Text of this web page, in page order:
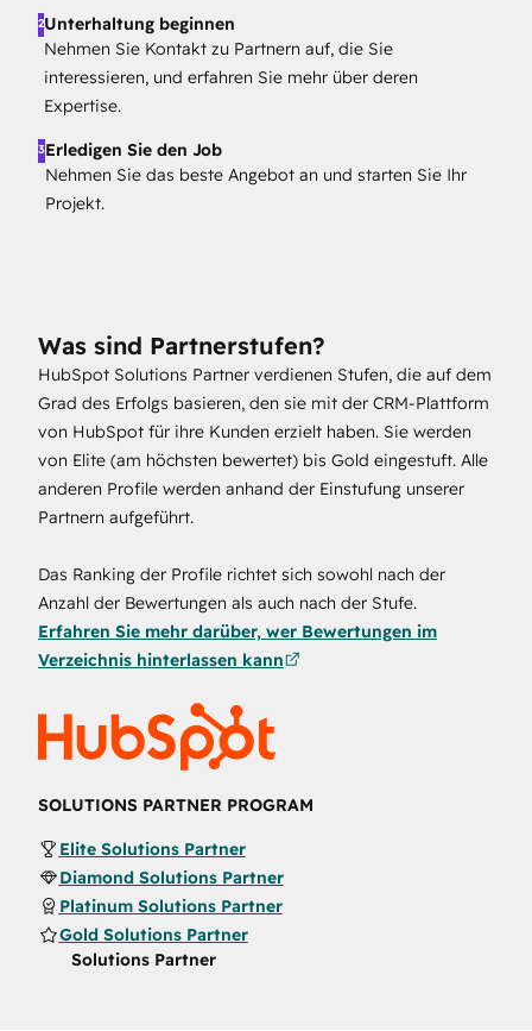
2Unterhaltung beginnen
Nehmen Sie Kontakt zu Partnern auf, die Sie
interessieren, und erfahren Sie mehr über deren
Expertise.
3Erledigen Sie den Job
Nehmen Sie das beste Angebot an und starten Sie Ihr
Projekt.
Was sind Partnerstufen?
HubSpot Solutions Partner verdienen Stufen, die auf dem
Grad des Erfolgs basieren, den sie mit der CRM-Plattform
von HubSpot für ihre Kunden erzielt haben. Sie werden
von Elite (am höchsten bewertet) bis Gold eingestuft. Alle
anderen Profile werden anhand der Einstufung unserer
Partnern aufgeführt.
Das Ranking der Profile richtet sich sowohl nach der
Anzahl der Bewertungen als auch nach der Stufe.
Erfahren Sie mehr darüber, wer Bewertungen im
Verzeichnis hinterlassen kann
SOLUTIONS PARTNER PROGRAM
Elite Solutions Partner
Diamond Solutions Partner
Platinum Solutions Partner
Gold Solutions Partner
Solutions Partner